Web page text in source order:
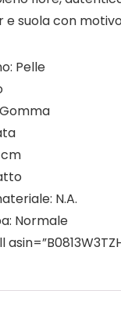
e suola con
Pelle
N.A.
Normale